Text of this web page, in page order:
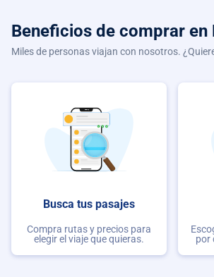
Beneficios de comprar en
Miles de personas viajan con nosotros.
Busca tus pasajes
Compra rutas y precios para
elegir el viaje que quieras.
por